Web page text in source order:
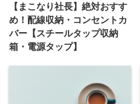
【まこなり社長】絶対おすす
め！配線収納・コンセントカ
バー【スチールタップ収納
箱・電源タップ】